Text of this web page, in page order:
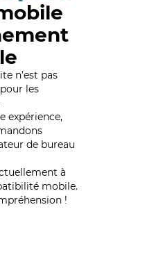
n’est pas
les
expérience,
de bureau
à
mobile.
!